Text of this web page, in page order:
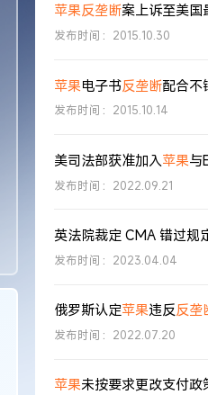
苹果反垄断案上诉至美国
发布时间：2015.10.30
苹果电子书反垄断配合不
发布时间：2015.10.14
美司法部获准加入苹果与
发布时间：2022.09.21
英法院裁定 CMA 错过规
发布时间：2023.04.04
俄罗斯认定苹果违反反垄
发布时间：2022.07.20
苹果未按要求更改支付